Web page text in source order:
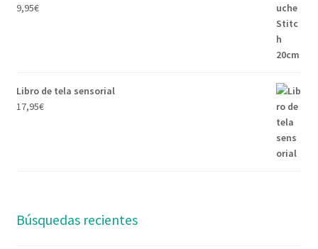
9,95€
Libro de tela sensorial
17,95€
Búsquedas recientes